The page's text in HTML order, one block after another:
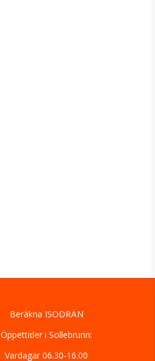
Beräkna ISODRÄN
Öppettider i Sollebrunn:
Vardagar 06.30-16.00